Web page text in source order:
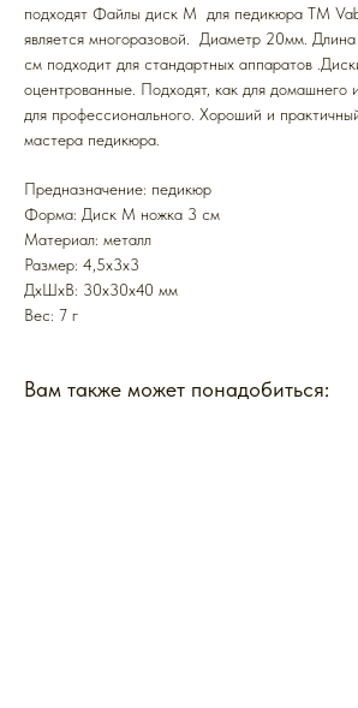
подходят Файлы диск М для педикюра ТМ
является многоразовой. Диаметр 20мм.
см подходит для стандартных аппаратов
оцентрованные. Подходят, как для домашнего
для профессионального. Хороший и
мастера педикюра.
Предназначение: педикюр
Форма: Диск M ножка 3 см
Mатериал: металл
Размер: 4,5х3х3
ДxШxВ: 30x30x40 мм
Вес: 7 г
Вам также может понадобиться: